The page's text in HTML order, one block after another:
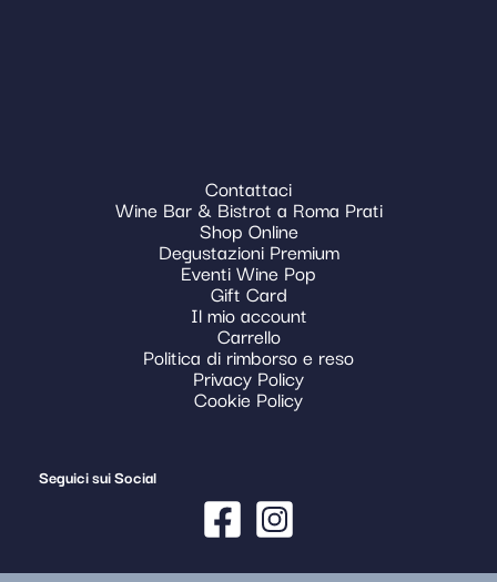
Contattaci
Wine Bar & Bistrot a Roma Prati
Shop Online
Degustazioni Premium
Eventi Wine Pop
Gift Card
Il mio account
Carrello
Politica di rimborso e reso
Privacy Policy
Cookie Policy
Seguici sui Social